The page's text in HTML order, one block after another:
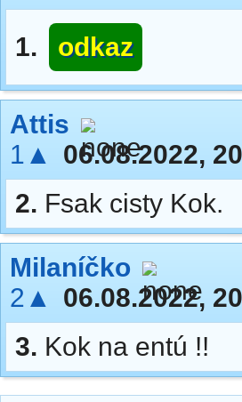
1. odkaz
Attis
1▲
06.08.2022,
2. Fsak cisty Kok.
Milaníčko
2▲
06.08.2022,
3. Kok na entú !!